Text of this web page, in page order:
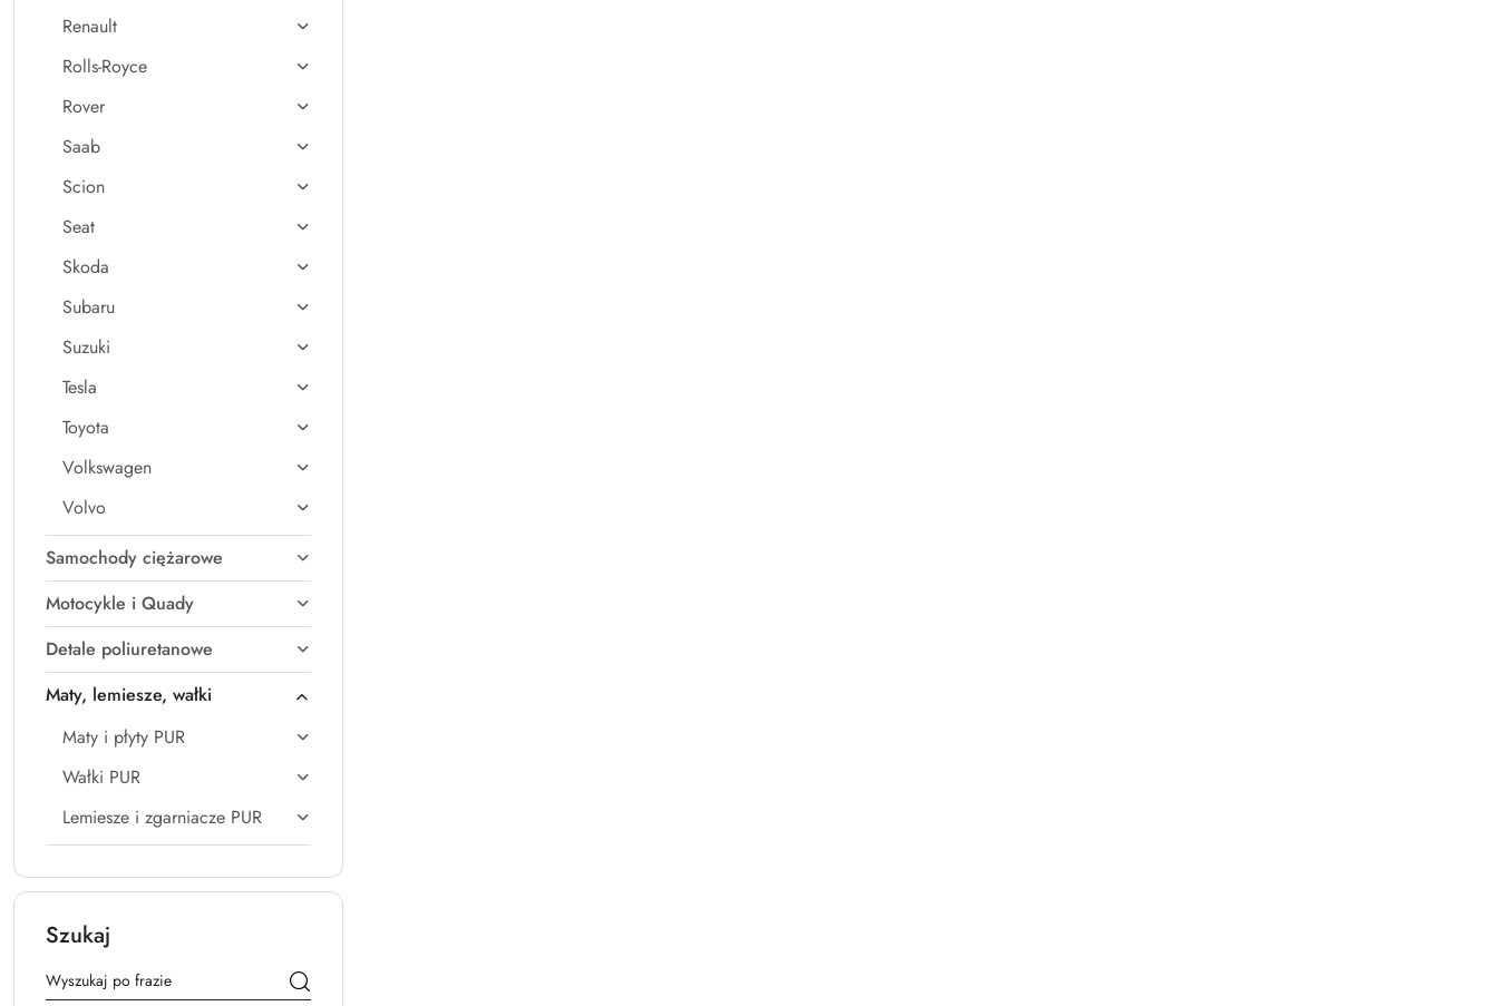
Renault
Rolls-Royce
Rover
Saab
Scion
Seat
Skoda
Subaru
Suzuki
Tesla
Toyota
Volkswagen
Volvo
Samochody ciężarowe
Motocykle i Quady
Detale poliuretanowe
Maty, lemiesze, wałki
Maty i płyty PUR
Wałki PUR
Lemiesze i zgarniacze PUR
Szukaj